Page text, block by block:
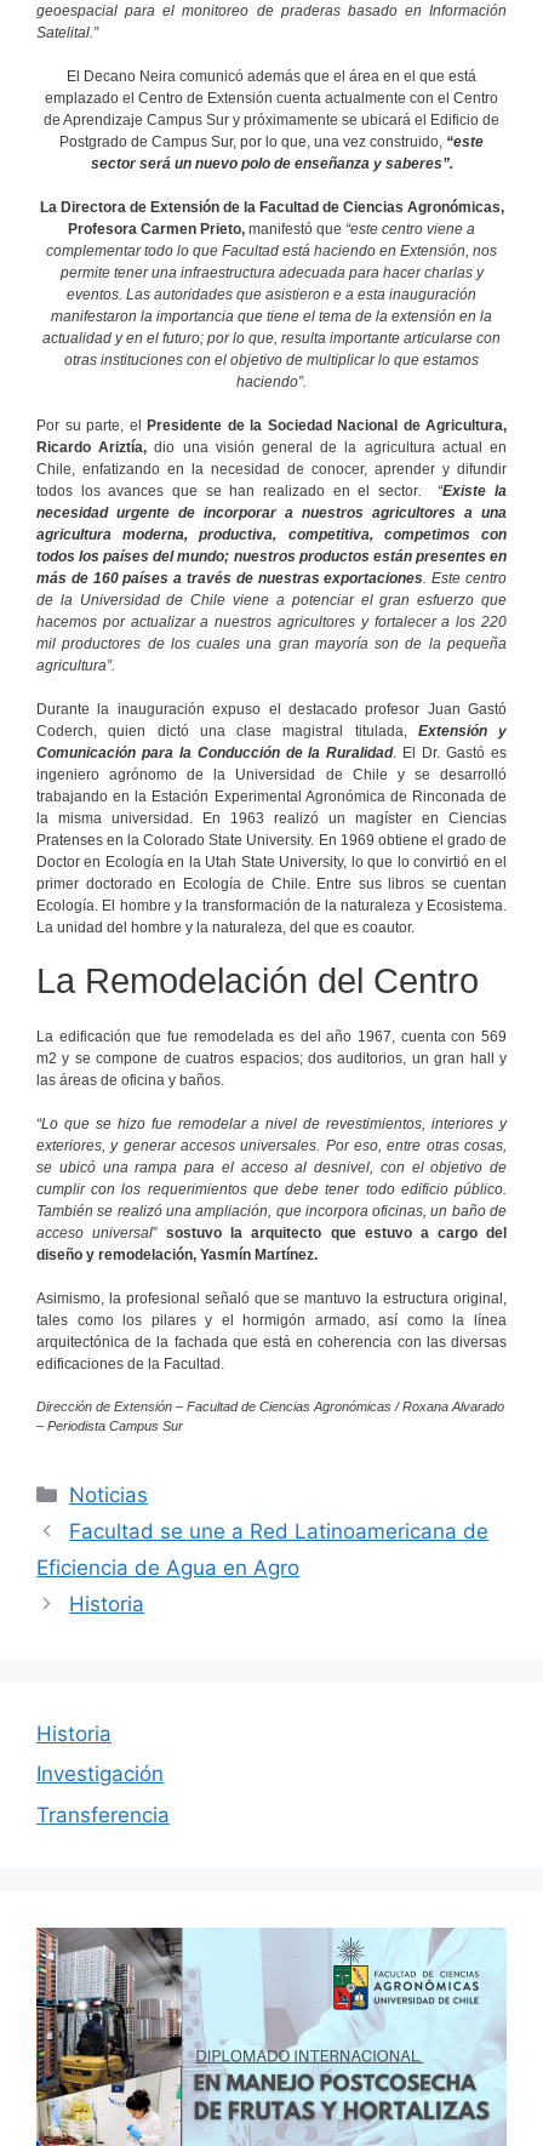
geoespacial para el monitoreo de praderas basado en Información
Satelital.”
El Decano Neira comunicó además que el área en el que está
emplazado el Centro de Extensión cuenta actualmente con el Centro
de Aprendizaje Campus Sur y próximamente se ubicará el Edificio de
Postgrado de Campus Sur, por lo que, una vez construido, “este
sector será un nuevo polo de enseñanza y saberes”.
La Directora de Extensión de la Facultad de Ciencias Agronómicas,
Profesora Carmen Prieto, manifestó que “este centro viene a
complementar todo lo que Facultad está haciendo en Extensión, nos
permite tener una infraestructura adecuada para hacer charlas y
eventos. Las autoridades que asistieron e a esta inauguración
manifestaron la importancia que tiene el tema de la extensión en la
actualidad y en el futuro; por lo que, resulta importante articularse con
otras instituciones con el objetivo de multiplicar lo que estamos
haciendo”.
Por su parte, el Presidente de la Sociedad Nacional de Agricultura,
Ricardo Ariztía,dio una visión general de la agricultura actual en
Chile, enfatizando en la necesidad de conocer, aprender y difundir
todos los avances que se han realizado en el sector. “Existe la
necesidad urgente de incorporar a nuestros agricultores a una
agricultura moderna, productiva, competitiva, competimos con
todos los países del mundo; nuestros productos están presentes en
más de 160 países a través de nuestras exportaciones. Este centro
de la Universidad de Chile viene a potenciar el gran esfuerzo que
hacemos por actualizar a nuestros agricultores y fortalecer a los 220
mil productores de los cuales una gran mayoría son de la pequeña
agricultura”.
Durante la inauguración expuso el destacado profesor Juan Gastó
Coderch, quien dictó una clase magistral titulada, Extensión y
Comunicación para la Conducción de la Ruralidad. El Dr. Gastó es
ingeniero agrónomo de la Universidad de Chile y se desarrolló
trabajando en la Estación Experimental Agronómica de Rinconada de
la misma universidad. En 1963 realizó un magíster en Ciencias
Pratenses en la Colorado State University. En 1969 obtiene el grado de
Doctor en Ecología en la Utah State University, lo que lo convirtió en el
primer doctorado en Ecología de Chile. Entre sus libros se cuentan
Ecología. El hombre y la transformación de la naturaleza y Ecosistema.
La unidad del hombre y la naturaleza, del que es coautor.
La Remodelación del Centro
La edificación que fue remodelada es del año 1967, cuenta con 569
m2 y se compone de cuatros espacios; dos auditorios, un gran hall y
las áreas de oficina y baños.
“Lo que se hizo fue remodelar a nivel de revestimientos, interiores y
exteriores, y generar accesos universales. Por eso, entre otras cosas,
se ubicó una rampa para el acceso al desnivel, con el objetivo de
cumplir con los requerimientos que debe tener todo edificio público.
También se realizó una ampliación, que incorpora oficinas, un baño de
acceso universal”sostuvo la arquitecto que estuvo a cargo del
diseño y remodelación, Yasmín Martínez.
Asimismo, la profesional señaló que se mantuvo la estructura original,
tales como los pilares y el hormigón armado, así como la línea
arquitectónica de la fachada que está en coherencia con las diversas
edificaciones de la Facultad.
Dirección de Extensión – Facultad de Ciencias Agronómicas / Roxana Alvarado
– Periodista Campus Sur
Categorías
Noticias
Facultad se une a Red Latinoamericana de
Eficiencia de Agua en Agro
Historia
Historia
Investigación
Transferencia